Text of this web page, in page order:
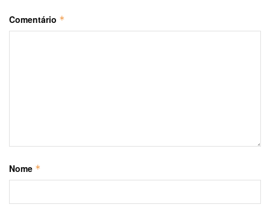
Comentário *
Nome *